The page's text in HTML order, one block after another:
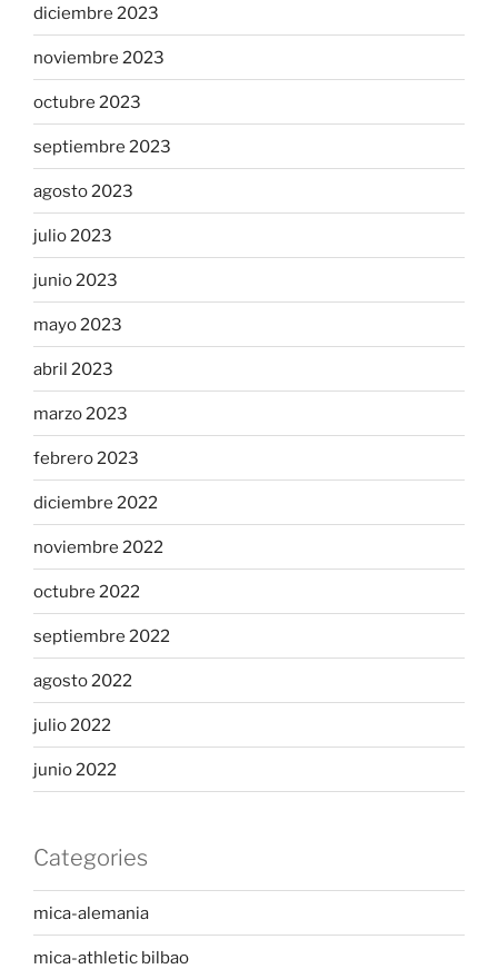
diciembre 2023
noviembre 2023
octubre 2023
septiembre 2023
agosto 2023
julio 2023
junio 2023
mayo 2023
abril 2023
marzo 2023
febrero 2023
diciembre 2022
noviembre 2022
octubre 2022
septiembre 2022
agosto 2022
julio 2022
junio 2022
Categories
mica-alemania
mica-athletic bilbao